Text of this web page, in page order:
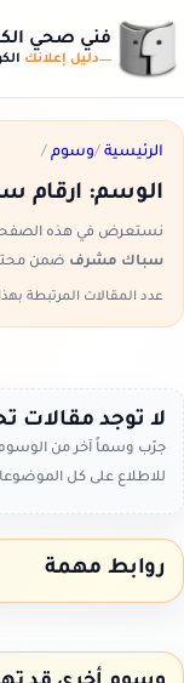
فني صحي
دليل إعلانك
الرئيسية /وسوم /
الوسم: ارقام
نستعرض في هذه الصفحة
سباك مشرف ضمن
عدد المقالات المرتبطة
لا توجد مقالات
جرّب وسماً آخر من الوسوم
للاطلاع على كل
روابط مهمة